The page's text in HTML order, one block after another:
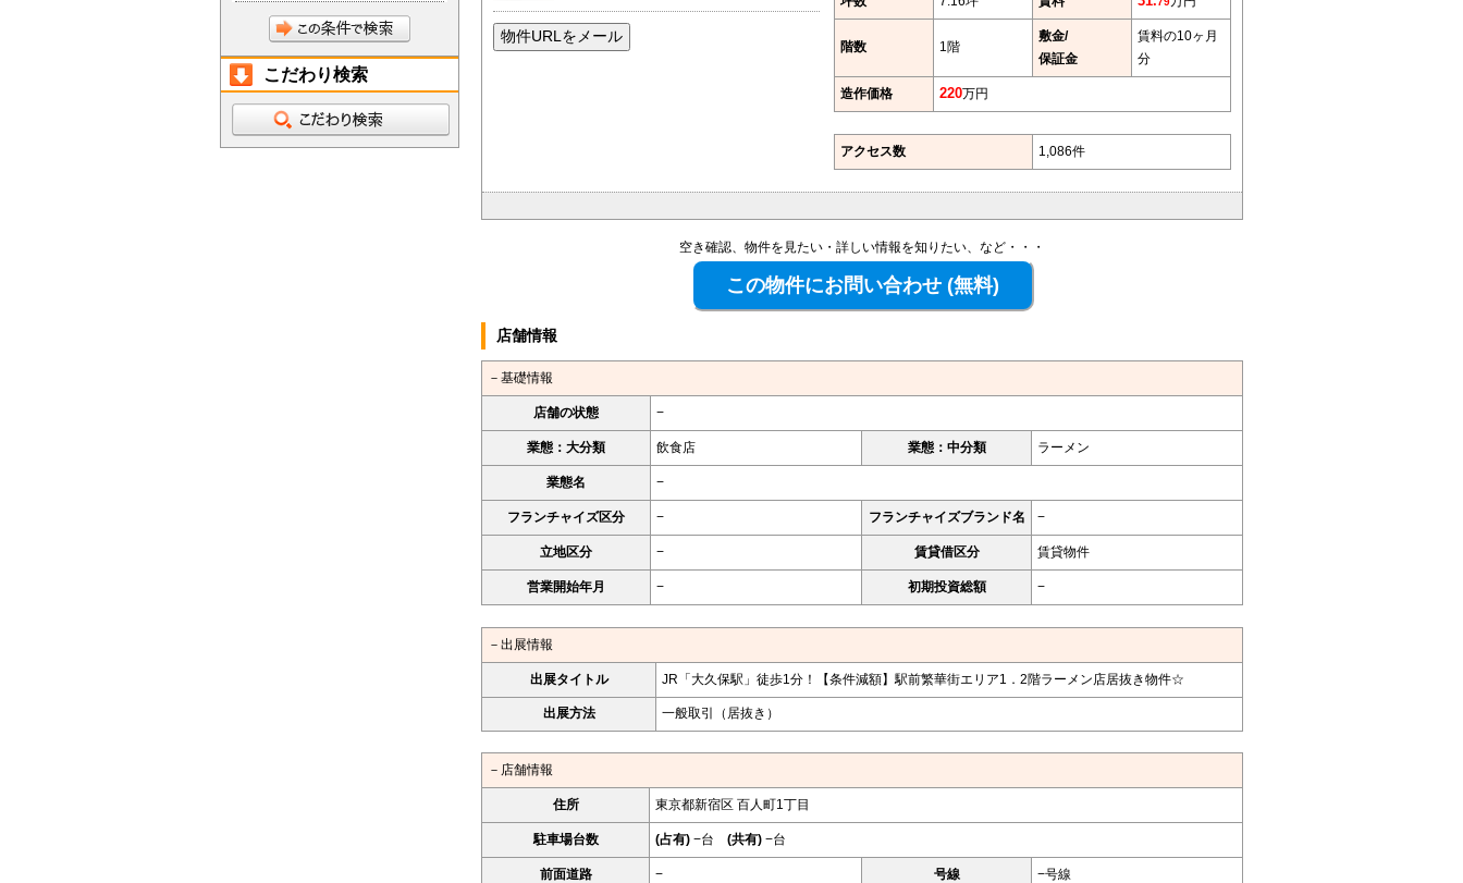
階数 1階
敷金/
保証金
賃料の10ヶ月
分
造作価格 220万円
アクセス数 1,086件
空き確認、物件を見たい・詳しい情報を知りたい、など・・・
店舗情報
－基礎情報
店舗の状態 −
業態：大分類 飲食店 業態：中分類 ラーメン
業態名 −
フランチャイズ区分 − フランチャイズブランド名 −
立地区分 − 賃貸借区分 賃貸物件
営業開始年月 − 初期投資総額 −
－出展情報
出展タイトル JR「大久保駅」徒歩1分！【条件減額】駅前繁華街エリア1．2階ラーメン店居抜き物件☆
出展方法 一般取引（居抜き）
－店舗情報
住所 東京都新宿区 百人町1丁目
駐車場台数 (占有) −台 (共有) −台
前面道路 − 号線 −号線
こだわり検索